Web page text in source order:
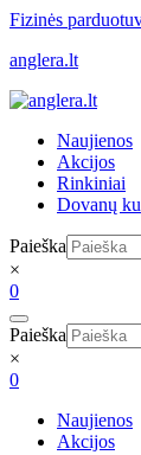
Skip
content
Fizinės
anglera.lt
Naujienos
Akcijos
Rinkiniai
Dovanų
Paieška
×
0
Paieška
×
0
Naujienos
Akcijos